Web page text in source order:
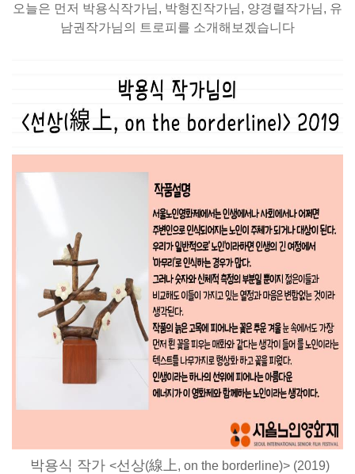
오늘은 먼저 박용식작가님, 박형진작가님, 양경렬작가님, 유
남권작가님의
트로피를 소개해보겠습니다
박용식 작가 <선상(線上, on the borderline)> (2019)